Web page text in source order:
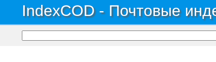
IndexCOD - Почтовые